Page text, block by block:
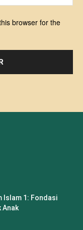
browser for the
Islam 1: Fondasi
Anak